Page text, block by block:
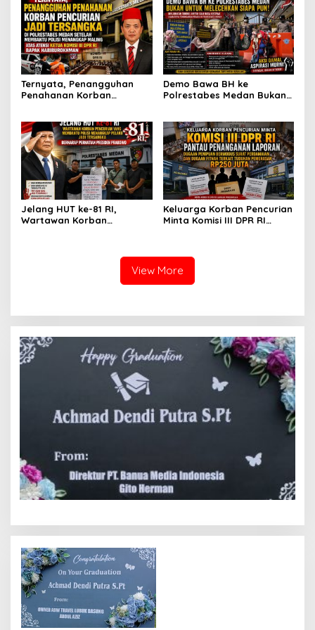
Kapolrestabes Medan
Tempuh Restorative Justice
agar Konflik Tak Berlarut-
larut
Membantu Polisi
Menangkap Maling di Toko
Usaha Keluarganya
Ternyata, Penangguhan
Penahanan Korban
Setelah Membantu Polisi
Menangkap Maling Atas
Atensi Ketua Komisi III DPR
RI Bapak Habiburokhman
Demo Bawa BH ke
Polrestabes Medan Bukan
dan Rasa Kecewa
Lambatnya Penanganan
Pekara di Polrestabes
Medan
Jelang HUT ke-81 RI,
Wartawan Korban
Keluarga Korban Pencurian
Minta Komisi III DPR RI
Perdamaian dan Dugaan
Fitnah Terkait Tuduhan
Pemerasan Rp250 Juta
View More